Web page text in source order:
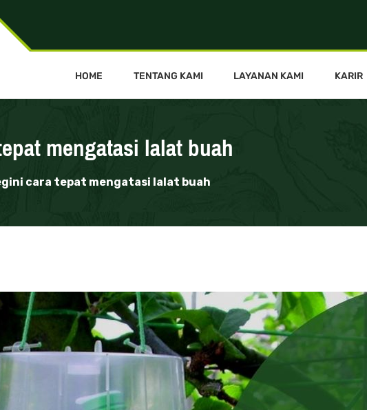
HOME TENTANG KAMI LAYANAN KAMI KARIR
mengatasi lalat buah
cara tepat mengatasi lalat buah